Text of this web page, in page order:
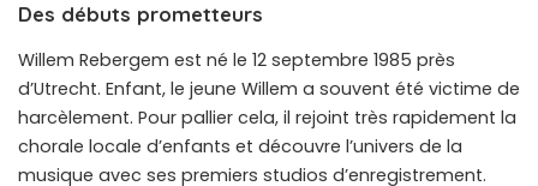
Des débuts prometteurs
Willem Rebergem est né le 12 septembre 1985 près
d’Utrecht. Enfant, le jeune Willem a souvent été victime de
harcèlement. Pour pallier cela, il rejoint très rapidement la
chorale locale d’enfants et découvre l’univers de la
musique avec ses premiers studios d’enregistrement.